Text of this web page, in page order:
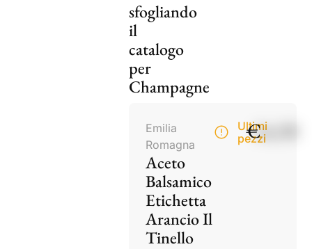
sfogliando
il
catalogo
per
Champagne
Emilia
Romagna
Aceto
Balsamico
Etichetta
Arancio Il
Tinello
Ultimi
pezzi
€14,50